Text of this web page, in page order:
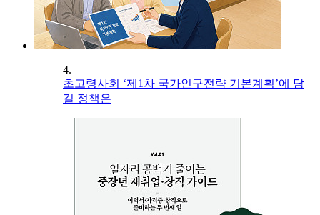
4.
초고령사회 ‘제1차 국가인구전략 기본계획’에 담
길 정책은